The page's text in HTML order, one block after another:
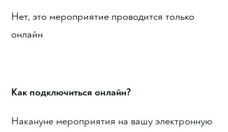
Нет, это мероприятие проводится только
онлайн
Как подключиться онлайн?
Накануне мероприятия на вашу электронную